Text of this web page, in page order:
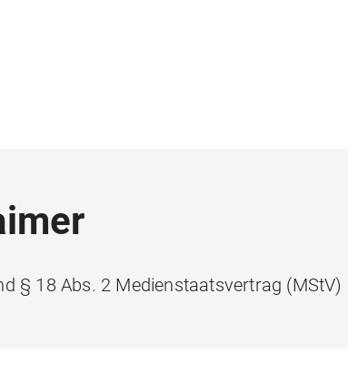
§ 18 Abs. 2 Medienstaatsvertrag (MStV)